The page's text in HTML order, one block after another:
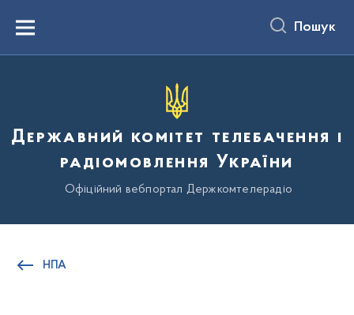
вмістуMenu Пошук
Державний комітет телебачення і
радіомовлення України
Офіційний вебпортал Держкомтелерадіо
НПА